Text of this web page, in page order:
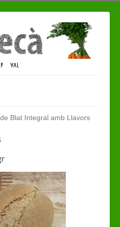
Blat Integral amb Llavors